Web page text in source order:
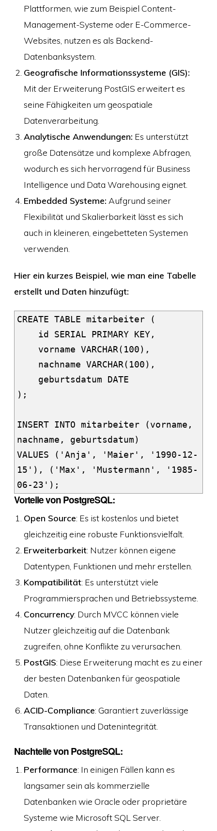
Plattformen, wie zum Beispiel Content-
Management-Systeme oder E-Commerce-
Websites, nutzen es als Backend-
Datenbanksystem.
Geografische Informationssysteme (GIS):
Mit der Erweiterung PostGIS erweitert es
seine Fähigkeiten um geospatiale
Datenverarbeitung.
Analytische Anwendungen: Es unterstützt
große Datensätze und komplexe Abfragen,
wodurch es sich hervorragend für Business
Intelligence und Data Warehousing eignet.
Embedded Systeme: Aufgrund seiner
Flexibilität und Skalierbarkeit lässt es sich
auch in kleineren, eingebetteten Systemen
verwenden.
Hier ein kurzes Beispiel, wie man eine Tabelle
erstellt und Daten hinzufügt:
CREATE TABLE mitarbeiter (
);
INSERT INTO mitarbeiter (vorname,
nachname, geburtsdatum)
VALUES ('Anja', 'Maier', '1990-12-
15'), ('Max', 'Mustermann', '1985-
06-23');
Vorteile von PostgreSQL:
Open Source: Es ist kostenlos und bietet
gleichzeitig eine robuste Funktionsvielfalt.
Erweiterbarkeit: Nutzer können eigene
Datentypen, Funktionen und mehr erstellen.
Kompatibilität: Es unterstützt viele
Programmiersprachen und Betriebssysteme.
Concurrency: Durch MVCC können viele
Nutzer gleichzeitig auf die Datenbank
zugreifen, ohne Konflikte zu verursachen.
PostGIS: Diese Erweiterung macht es zu einer
der besten Datenbanken für geospatiale
Daten.
ACID-Compliance: Garantiert zuverlässige
Transaktionen und Datenintegrität.
Nachteile von PostgreSQL:
Performance: In einigen Fällen kann es
langsamer sein als kommerzielle
Datenbanken wie Oracle oder proprietäre
Systeme wie Microsoft SQL Server.